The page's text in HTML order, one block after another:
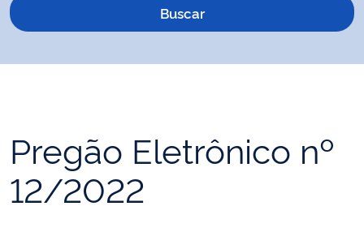
Pregão Eletrônico nº
12/2022